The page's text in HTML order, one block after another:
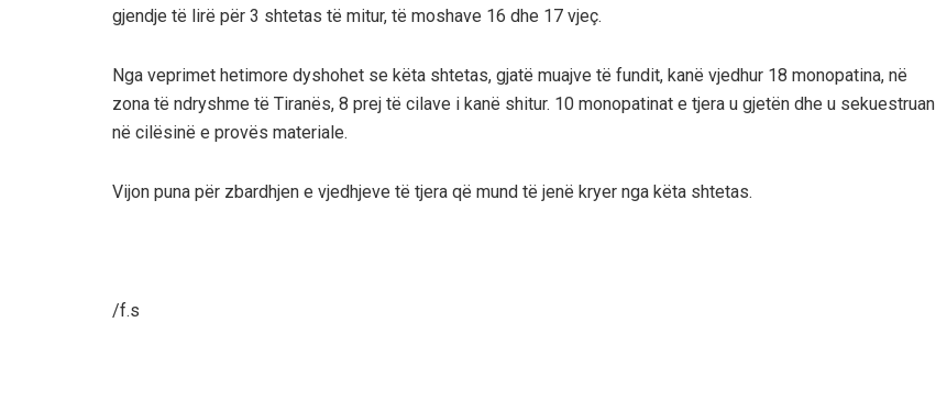
gjendje të lirë për 3 shtetas të mitur, të moshave 16 dhe 17 vjeç.
Nga veprimet hetimore dyshohet se këta shtetas, gjatë muajve të fundit, kanë vjedhur 18 monopatina, në
zona të ndryshme të Tiranës, 8 prej të cilave i kanë shitur. 10 monopatinat e tjera u gjetën dhe u sekuestruan
në cilësinë e provës materiale.
Vijon puna për zbardhjen e vjedhjeve të tjera që mund të jenë kryer nga këta shtetas.
/f.s